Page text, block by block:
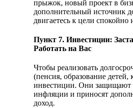
прыжок, новый проект в
дополнительный источник
двигаетесь к цели спокойно
Пункт 7. Инвестиции:
Работать на Вас
Чтобы реализовать
(пенсия, образование
инвестиции. Они защищают
инфляции и приносят
доход.